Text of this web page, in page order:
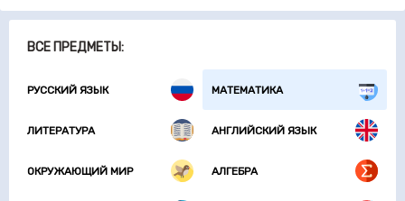
ВСЕ ПРЕДМЕТЫ:
РУССКИЙ ЯЗЫК МАТЕМАТИКА
ЛИТЕРАТУРА АНГЛИЙСКИЙ ЯЗЫК
ОКРУЖАЮЩИЙ МИР АЛГЕБРА